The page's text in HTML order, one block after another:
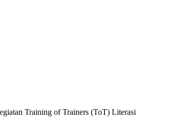
Training of Trainers (ToT) Literasi